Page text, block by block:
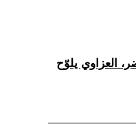
العزاوي يلوّح